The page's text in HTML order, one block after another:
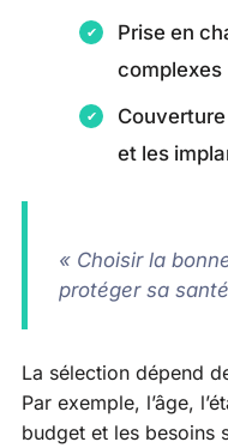
Prise en
complexes
et les
« Choisir la
protéger sa
La sélection dépend
Par exemple, l’âge,
budget et les besoins